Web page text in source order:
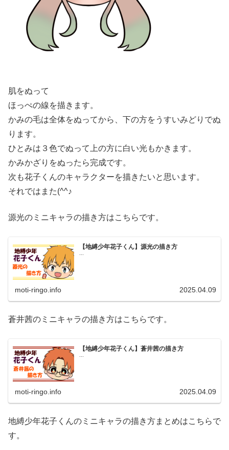
肌をぬって
ほっぺの線を描きます。
かみの毛は全体をぬってから、下の方をうすいみどりでぬ
ります。
ひとみは３色でぬって上の方に白い光もかきます。
かみかざりをぬったら完成です。
次も花子くんのキャラクターを描きたいと思います。
それではまた(^^♪
源光のミニキャラの描き方はこちらです。
【地縛少年花子くん】源光の描き方
...
moti-ringo.info 2025.04.09
蒼井茜のミニキャラの描き方はこちらです。
【地縛少年花子くん】蒼井茜の描き方
...
moti-ringo.info 2025.04.09
地縛少年花子くんのミニキャラの描き方まとめはこちらで
す。